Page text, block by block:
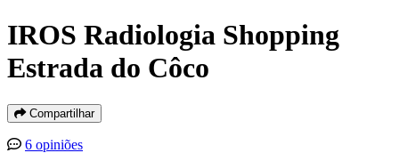
IROS Radiologia Shopping
Estrada do Côco
Compartilhar
6 opiniões